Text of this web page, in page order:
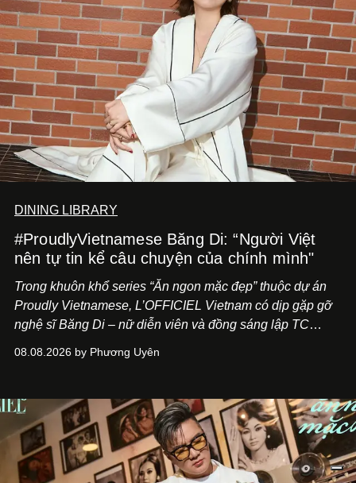
DINING LIBRARY
#ProudlyVietnamese Băng Di: “Người Việt
nên tự tin kể câu chuyện của chính mình"
Trong khuôn khổ series “Ăn ngon mặc đẹp” thuộc dự án
Proudly Vietnamese, L’OFFICIEL Vietnam có dịp gặp gỡ
nghệ sĩ Băng Di – nữ diễn viên và đồng sáng lập TC
Kitchen Bar và SALEM tại TP.HCM.
08.08.2026 by Phương Uyên